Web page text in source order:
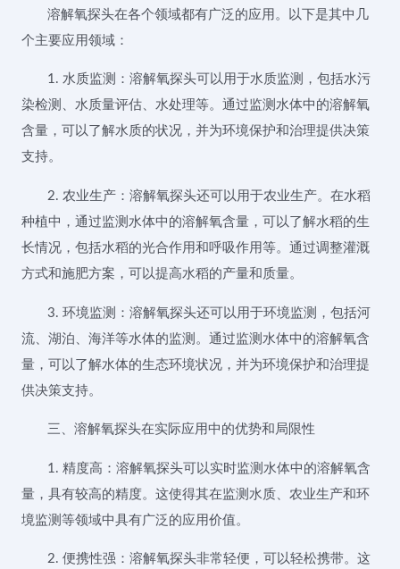
溶解氧探头在各个领域都有广泛的应用。以下是其中几
个主要应用领域：
1. 水质监测：溶解氧探头可以用于水质监测，包括水污
染检测、水质量评估、水处理等。通过监测水体中的溶解氧
含量，可以了解水质的状况，并为环境保护和治理提供决策
支持。
2. 农业生产：溶解氧探头还可以用于农业生产。在水稻
种植中，通过监测水体中的溶解氧含量，可以了解水稻的生
长情况，包括水稻的光合作用和呼吸作用等。通过调整灌溉
方式和施肥方案，可以提高水稻的产量和质量。
3. 环境监测：溶解氧探头还可以用于环境监测，包括河
流、湖泊、海洋等水体的监测。通过监测水体中的溶解氧含
量，可以了解水体的生态环境状况，并为环境保护和治理提
供决策支持。
三、溶解氧探头在实际应用中的优势和局限性
1. 精度高：溶解氧探头可以实时监测水体中的溶解氧含
量，具有较高的精度。这使得其在监测水质、农业生产和环
境监测等领域中具有广泛的应用价值。
2. 便携性强：溶解氧探头非常轻便，可以轻松携带。这